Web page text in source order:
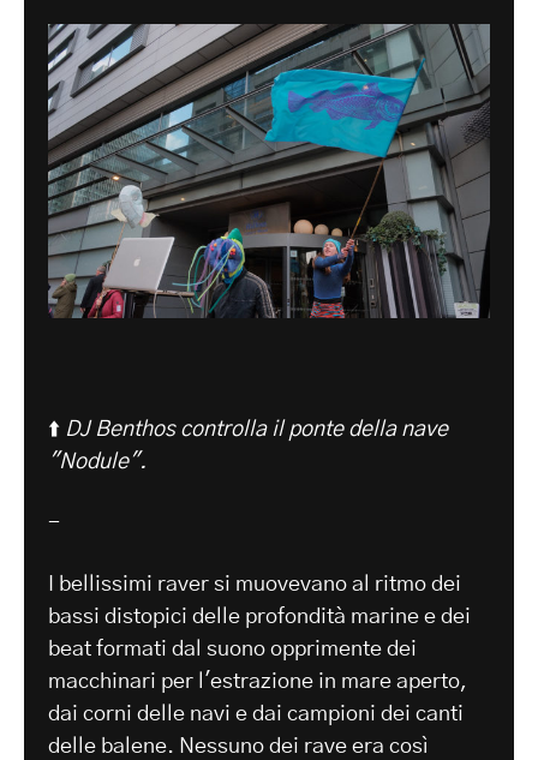
⬆️ DJ Benthos controlla il ponte della nave
"Nodule".
-
I bellissimi raver si muovevano al ritmo dei
bassi distopici delle profondità marine e dei
beat formati dal suono opprimente dei
macchinari per l'estrazione in mare aperto,
dai corni delle navi e dai campioni dei canti
delle balene. Nessuno dei rave era così